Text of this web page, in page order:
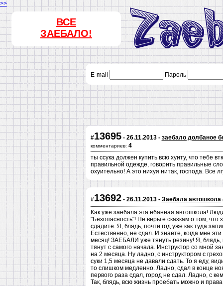
>>
ВСЕ
ЗАЕБАЛО!
E-mail Пароль
#13695- 26.11.2013 - заебало долбаное
комментариев: 4
ты ссука должен купить всю хуиту, что тебе
правильной одежде, говорить правильные
охуительно! А это нихуя нитак, господа. Все
#13692- 26.11.2013 - Заебала автошкола
Как уже заебала эта ёбанная автошкола!
"Безопасность"! Не верьте сказкам о том,
сдадите. Я, блядь, почти год уже как туда
Естественно, не сдал. И знаете, когда мне
месяц! ЗАЕБАЛИ уже тянуть резину! Я, блядь,
тянут с самого начала. Инструктор со мной
на 2 месяца. Ну ладно, с инструктором с
суки 1,5 месяца не давали сдать. То я еду,
то слишком медленно. Ладно, сдал в конце
первого раза сдал, город не сдал. Ладно, с
Так, блядь, всю жизнь проебать можно и права